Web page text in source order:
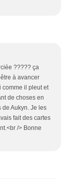
????? ça
à avancer
comme il pleut et
de choses en
de Aukyn. Je les
fait des cartes
/> Bonne